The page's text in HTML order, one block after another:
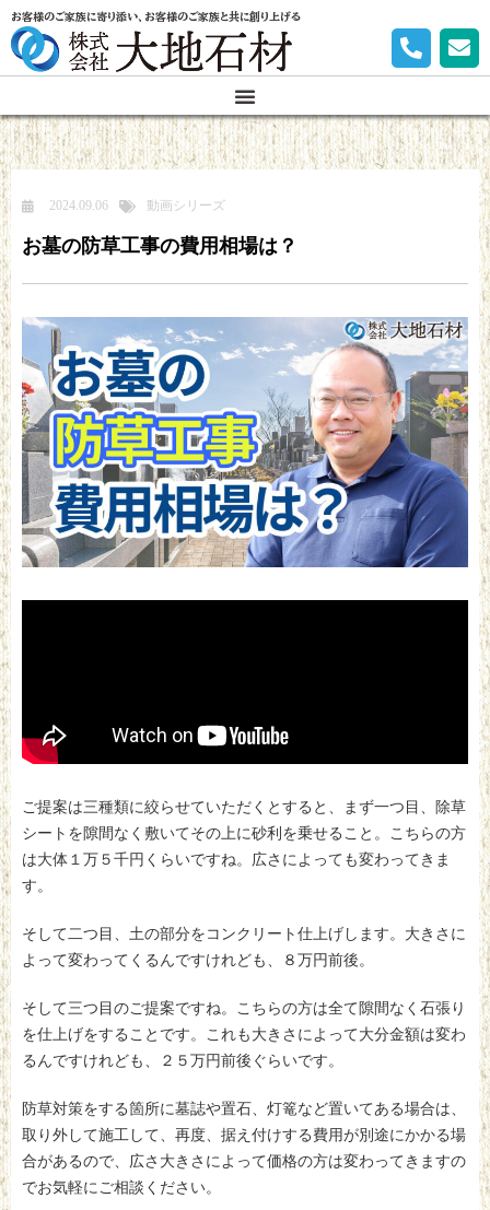
お客様のご家族に寄り添い、お客様のご家族と共に創り上げる
2024.09.06 動画シリーズ
お墓の防草工事の費用相場は？
ご提案は三種類に絞らせていただくとすると、まず一つ目、除草
シートを隙間なく敷いてその上に砂利を乗せること。こちらの方
は大体１万５千円くらいですね。広さによっても変わってきま
す。
そして二つ目、土の部分をコンクリート仕上げします。大きさに
よって変わってくるんですけれども、８万円前後。
そして三つ目のご提案ですね。こちらの方は全て隙間なく石張り
を仕上げをすることです。これも大きさによって大分金額は変わ
るんですけれども、２５万円前後ぐらいです。
防草対策をする箇所に墓誌や置石、灯篭など置いてある場合は、
取り外して施工して、再度、据え付けする費用が別途にかかる場
合があるので、広さ大きさによって価格の方は変わってきますの
でお気軽にご相談ください。